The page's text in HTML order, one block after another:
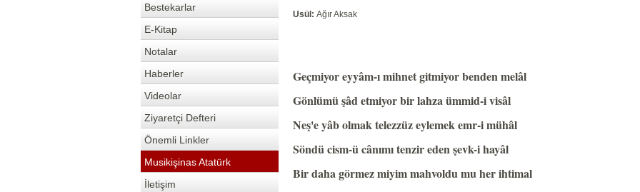
Bestekarlar
E-Kitap
Notalar
Haberler
Videolar
Ziyaretçi Defteri
Önemli Linkler
Musikişinas Atatürk
İletişim
Usül: Ağır Aksak
Geçmiyor eyyâm-ı mihnet gitmiyor benden melâl
Gönlümü şâd etmiyor bir lahza ümmid-i visâl
Neş'e yâb olmak telezzüz eylemek emr-i mühâl
Söndü cism-ü cânımı tenzir eden şevk-i hayâl
Bir daha görmez miyim mahvoldu mu her ihtimal